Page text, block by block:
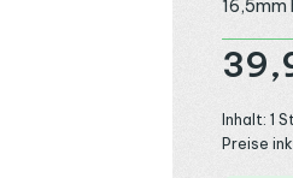
16,5mm
Regulärer
Inhalt: 1
Preise